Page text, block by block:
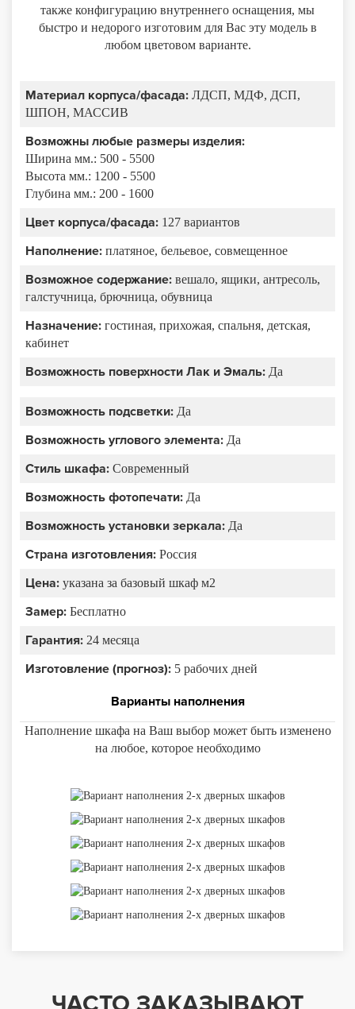
также конфигурацию внутреннего оснащения, мы
быстро и недорого изготовим для Вас эту модель в
любом цветовом варианте.
Материал корпуса/фасада: ЛДСП, МДФ, ДСП,
ШПОН, МАССИВ
Возможны любые размеры изделия:
Ширина мм.: 500 - 5500
Высота мм.: 1200 - 5500
Глубина мм.: 200 - 1600
Цвет корпуса/фасада: 127 вариантов
Наполнение: платяное, бельевое, совмещенное
Возможное содержание: вешало, ящики, антресоль,
галстучница, брючница, обувница
Назначение: гостиная, прихожая, спальня, детская,
кабинет
Возможность поверхности Лак и Эмаль: Да
Возможность подсветки: Да
Возможность углового элемента: Да
Стиль шкафа: Современный
Возможность фотопечати: Да
Возможность установки зеркала: Да
Страна изготовления: Россия
Цена: указана за базовый шкаф м2
Замер: Бесплатно
Гарантия: 24 месяца
Изготовление (прогноз): 5 рабочих дней
Варианты наполнения
Наполнение шкафа на Ваш выбор может быть изменено
на любое, которое необходимо